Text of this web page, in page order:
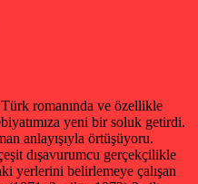
romanında ve özellikle
yeni bir soluk getirdi.
anlayışıyla örtüşüyoru.
dışavurumcu gerçekçilikle
yerlerini belirlemeye çalışan